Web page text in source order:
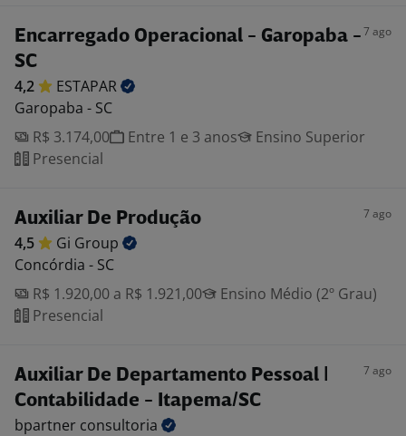
Encarregado Operacional - Garopaba -
SC
7 ago
4,2
ESTAPAR
Garopaba - SC
R$ 3.174,00
Entre 1 e 3 anos
Ensino Superior
Presencial
Auxiliar De Produção 7 ago
4,5 Gi Group
Concórdia - SC
R$ 1.920,00 a R$ 1.921,00
Ensino Médio (2º Grau)
Presencial
Auxiliar De Departamento Pessoal |
Contabilidade - Itapema/SC
7 ago
bpartner consultoria